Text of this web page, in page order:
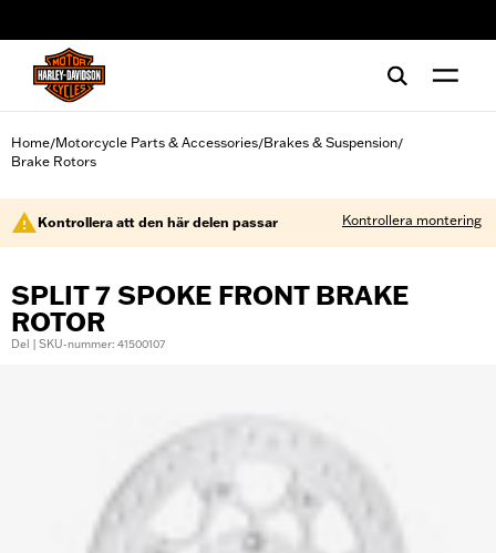
Home/Motorcycle Parts & Accessories/Brakes & Suspension/
Brake Rotors
Kontrollera att den här delen passar Kontrollera montering
SPLIT 7 SPOKE FRONT BRAKE
ROTOR
Del | SKU-nummer: 41500107